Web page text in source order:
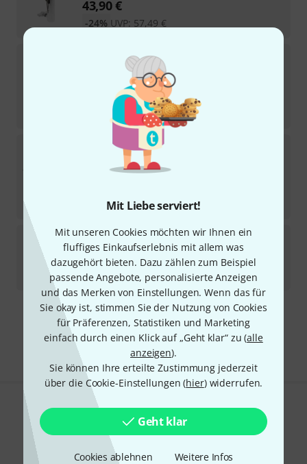
Mit Liebe serviert!
Mit unseren Cookies möchten wir Ihnen ein
fluffiges Einkaufserlebnis mit allem was
dazugehört bieten. Dazu zählen zum Beispiel
passende Angebote, personalisierte Anzeigen
und das Merken von Einstellungen. Wenn das für
Sie okay ist, stimmen Sie der Nutzung von Cookies
für Präferenzen, Statistiken und Marketing
einfach durch einen Klick auf „Geht klar“ zu (alle
anzeigen).
Sie können Ihre erteilte Zustimmung jederzeit
über die Cookie-Einstellungen (hier) widerrufen.
Geht klar
Cookies ablehnen Weitere Infos
43,90€
UVP: 57,49 €
-24%
C463-1 LP Eye Coupler w. Ring
In 1–2 Wochen lieferbar
34,99 €
AvengerD800KIT Grip Kit
1
Sofort lieferbar
UVP: 190,39 €
-26%
AvengerD230 Super Clamp Grip Head
6
Sofort lieferbar
75 €
Kostenloser Versand ab 29 €
Alle Preise inkl. MwSt.
Gefällt Ihnen, was Sie sehen?
Teilen